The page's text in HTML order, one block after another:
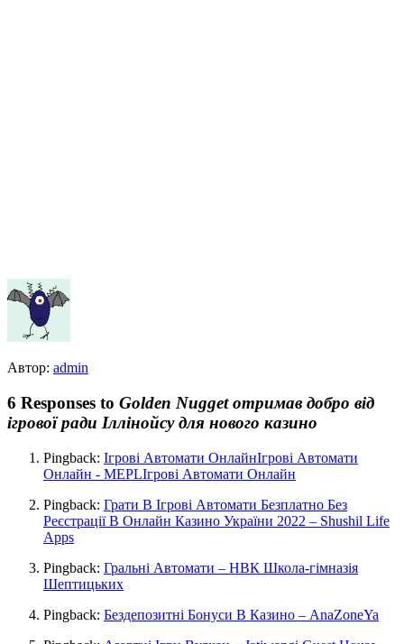
Автор: admin
6 Responses to Golden Nugget отримав добро від
ігрової ради Іллінойсу для нового казино
Pingback: Ігрові Автомати ОнлайнІгрові Автомати
Онлайн - MEPLІгрові Автомати Онлайн
Pingback: Грати В Ігрові Автомати Безплатно Без
Реєстрації В Онлайн Казино України 2022 – Shushil Life
Apps
Pingback: Гральні Автомати – НВК Школа-гімназія
Шептицьких
Pingback: Бездепозитні Бонуси В Казино – AnaZoneYa